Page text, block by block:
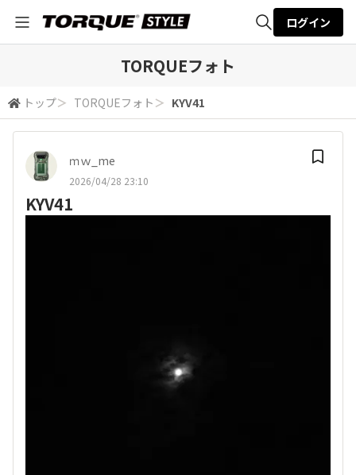
検索
ログイン
TORQUEフォト
トップ＞ TORQUEフォト ＞ KYV41
ｍｗ_me
2026/04/28 23:10
KYV41